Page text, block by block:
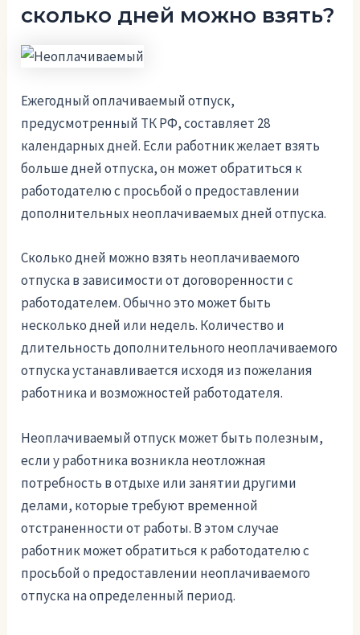
сколько дней можно взять?
Ежегодный оплачиваемый отпуск,
предусмотренный ТК РФ, составляет 28
календарных дней. Если работник желает взять
больше дней отпуска, он может обратиться к
работодателю с просьбой о предоставлении
дополнительных неоплачиваемых дней отпуска.
Сколько дней можно взять неоплачиваемого
отпуска в зависимости от договоренности с
работодателем. Обычно это может быть
несколько дней или недель. Количество и
длительность дополнительного неоплачиваемого
отпуска устанавливается исходя из пожелания
работника и возможностей работодателя.
Неоплачиваемый отпуск может быть полезным,
если у работника возникла неотложная
потребность в отдыхе или занятии другими
делами, которые требуют временной
отстраненности от работы. В этом случае
работник может обратиться к работодателю с
просьбой о предоставлении неоплачиваемого
отпуска на определенный период.